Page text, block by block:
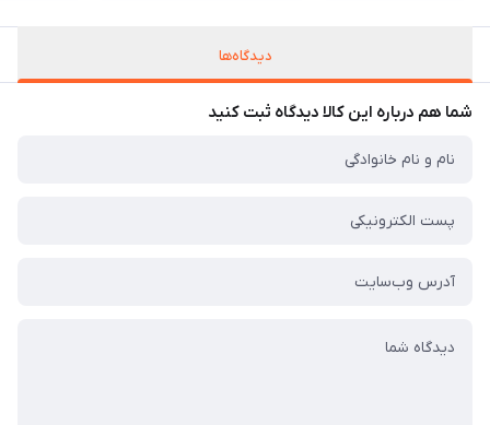
دیدگاه‌ها
شما هم درباره این کالا دیدگاه ثبت کنید